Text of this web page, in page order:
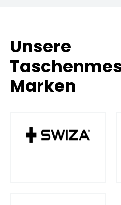
Unsere
Marken